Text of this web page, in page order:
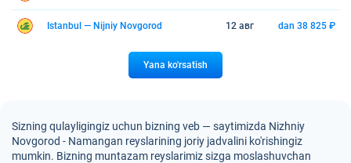
Istanbul — Nijniy Novgorod 12 авг dan 38 825 ₽
Yana ko'rsatish
Sizning qulayligingiz uchun bizning veb — saytimizda Nizhniy
Novgorod - Namangan reyslarining joriy jadvalini ko'rishingiz
mumkin. Bizning muntazam reyslarimiz sizga moslashuvchan